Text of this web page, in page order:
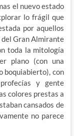
el nuevo estado
lo frágil que
por aquellos
del Gran Almirante
toda la mitología
plano (con una
boquiabierto), con
y gente
colores prestas a
cansados de
no parece